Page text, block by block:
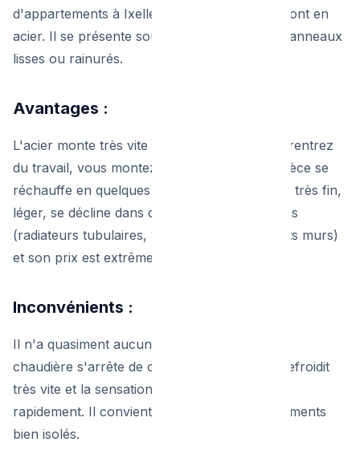
d'appartements à Ixelles, Uccle ou Woluwe sont en
acier. Il se présente souvent sous forme de panneaux
lisses ou rainurés.
Avantages :
L'acier monte très vite en température. Vous rentrez
du travail, vous montez le thermostat, et la pièce se
réchauffe en quelques minutes. De plus, il est très fin,
léger, se décline dans des centaines de designs
(radiateurs tubulaires, verticaux pour les petits murs)
et son prix est extrêmement abordable.
Inconvénients :
Il n'a quasiment aucune "inertie". Dès que la
chaudière s'arrête de chauffer l'eau, l'acier refroidit
très vite et la sensation de chaleur disparaît
rapidement. Il convient parfaitement aux logements
bien isolés.